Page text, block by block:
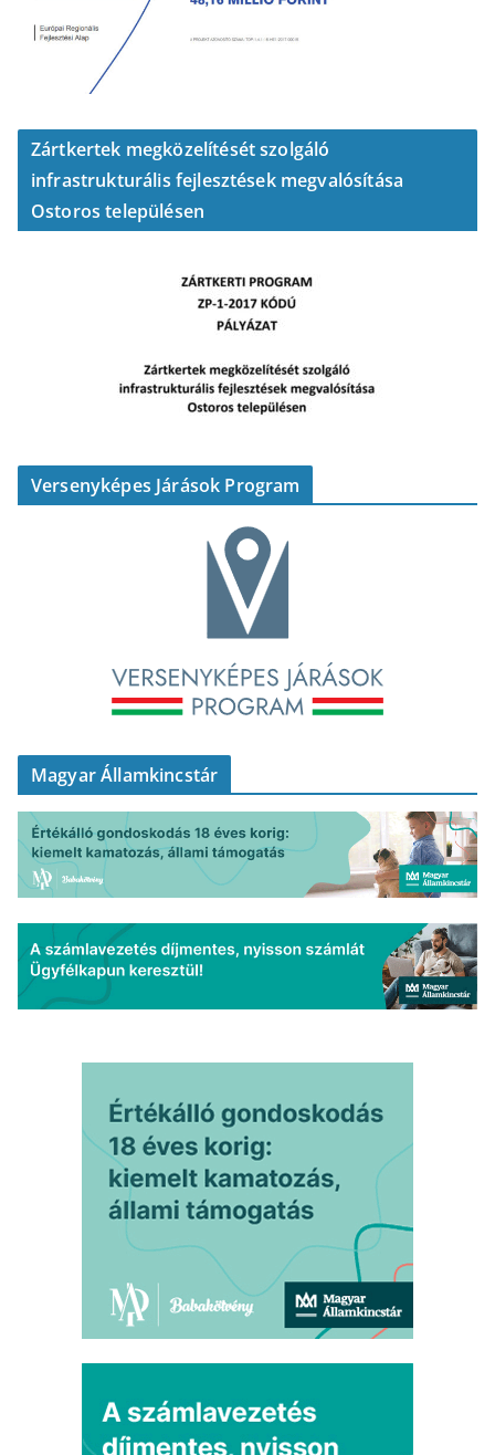
Zártkertek megközelítését szolgáló
infrastrukturális fejlesztések megvalósítása
Ostoros településen
Versenyképes Járások Program
Magyar Államkincstár